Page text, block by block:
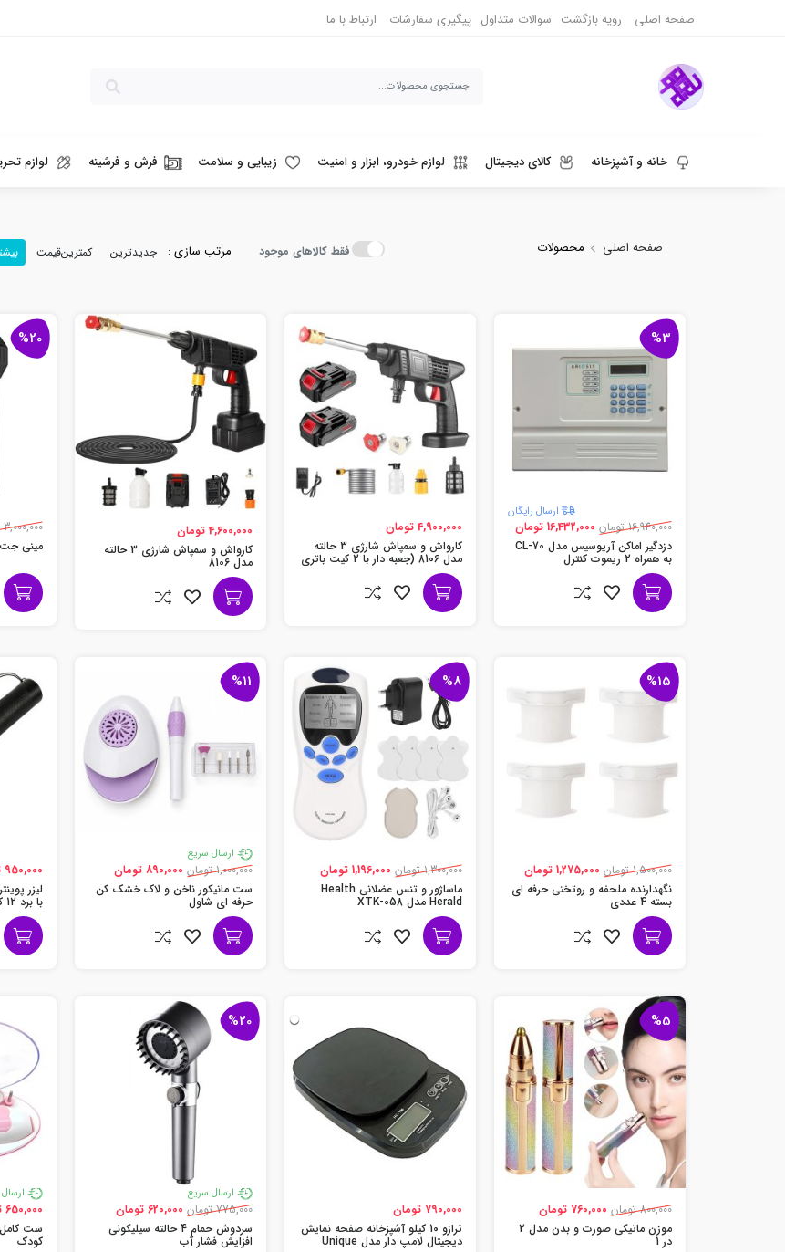
صفحه اصلی رویه بازگشت سوالات متداول پیگیری سفارشات ارتباط با ما
خانه و آشپزخانه کالای دیجیتال لوازم خودرو، ابزار و امنیت زیبایی و سلامت فرش و فرشینه لوازم
صفحه اصلی محصولات فقط کالاهای موجود مرتب سازی : جدیدترین کمترین‌قیمت
%3
ارسال رایگان
16,940,000 تومان
16,432,000 تومان
دزدگیر اماکن آریوسیس مدل CL-70
به همراه 2 ریموت کنترل
4,900,000 تومان
کارواش و سمپاش شارژی 3 حالته
مدل 8106 (جعبه دار با 2 کیت باتری
همراه)
4,600,000 تومان
کارواش و سمپاش شارژی 3 حالته
مدل 8106
%20
3,000,000 تومان
مینی جت فن
%15
1,500,000 تومان
1,275,000 تومان
نگهدارنده ملحفه و روتختی حرفه ای
بسته 4 عددی
%8
1,300,000 تومان
1,196,000 تومان
ماساژور و تنس عضلانی Health
Herald مدل XTK-058
%11
ارسال سریع
1,000,000 تومان
890,000 تومان
ست مانیکور ناخن و لاک خشک کن
حرفه ای شاول
950,000 تومان
با برد 12 کیلومتر
%5
800,000 تومان
760,000 تومان
موزن ماتیکی صورت و بدن مدل 2
در 1
790,000 تومان
ترازو 10 کیلو آشپزخانه صفحه نمایش
دیجیتال لامپ دار مدل Unique
%20
ارسال سریع
775,000 تومان
620,000 تومان
سردوش حمام 4 حالته سیلیکونی
افزایش فشار آب
650,000 تومان
ست کامل
کودک